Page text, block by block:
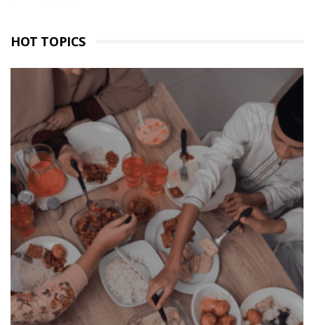
HOT TOPICS